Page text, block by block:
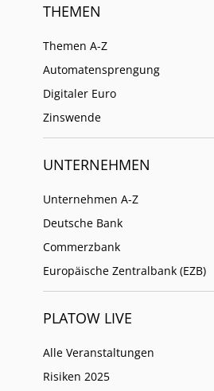
THEMEN
Themen A-Z
Automatensprengung
Digitaler Euro
Zinswende
UNTERNEHMEN
Unternehmen A-Z
Deutsche Bank
Commerzbank
Europäische Zentralbank (EZB)
PLATOW LIVE
Alle Veranstaltungen
Risiken 2025